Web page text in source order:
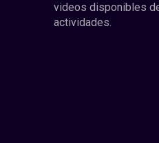
videos disponibles
actividades.